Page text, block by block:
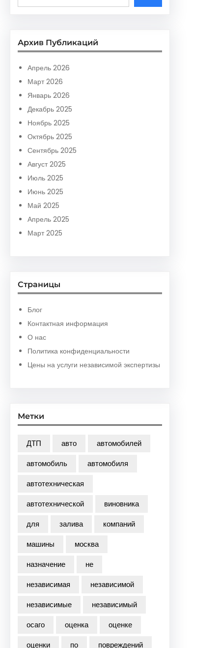
e
r
c
h
Архив Публикаций
Апрель 2026
Март 2026
Январь 2026
Декабрь 2025
Ноябрь 2025
Октябрь 2025
Сентябрь 2025
Август 2025
Июль 2025
Июнь 2025
Май 2025
Апрель 2025
Март 2025
Страницы
Блог
Контактная информация
О нас
Политика конфиденциальности
Цены на услуги независимой экспертизы
Метки
ДТП авто
автомобилей
автомобиль
автомобиля
автотехническая
автотехнической
виновника
для
залива
компаний
машины
москва
назначение
не
независимая
независимой
независимые
независимый
осаго
оценка
оценке
оценки
по повреждений